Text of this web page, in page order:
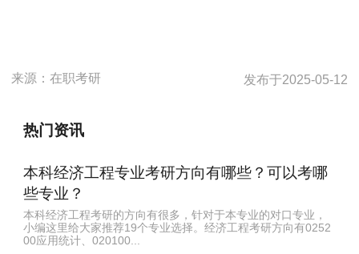
来源：在职考研 发布于2025-05-12
热门资讯
本科经济工程专业考研方向有哪些？可以考哪
些专业？
本科经济工程考研的方向有很多，针对于本专业的对口专业，
小编这里给大家推荐19个专业选择。经济工程考研方向有0252
00应用统计、020100...